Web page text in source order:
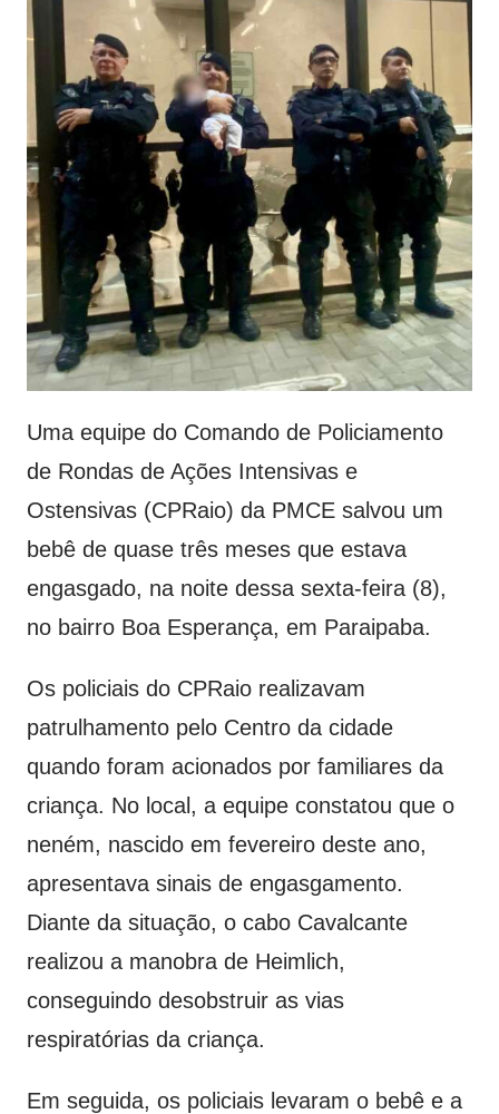
Uma equipe do Comando de Policiamento
de Rondas de Ações Intensivas e
Ostensivas (CPRaio) da PMCE salvou um
bebê de quase três meses que estava
engasgado, na noite dessa sexta-feira (8),
no bairro Boa Esperança, em Paraipaba.
Os policiais do CPRaio realizavam
patrulhamento pelo Centro da cidade
quando foram acionados por familiares da
criança. No local, a equipe constatou que o
neném, nascido em fevereiro deste ano,
apresentava sinais de engasgamento.
Diante da situação, o cabo Cavalcante
realizou a manobra de Heimlich,
conseguindo desobstruir as vias
respiratórias da criança.
Em seguida, os policiais levaram o bebê e a